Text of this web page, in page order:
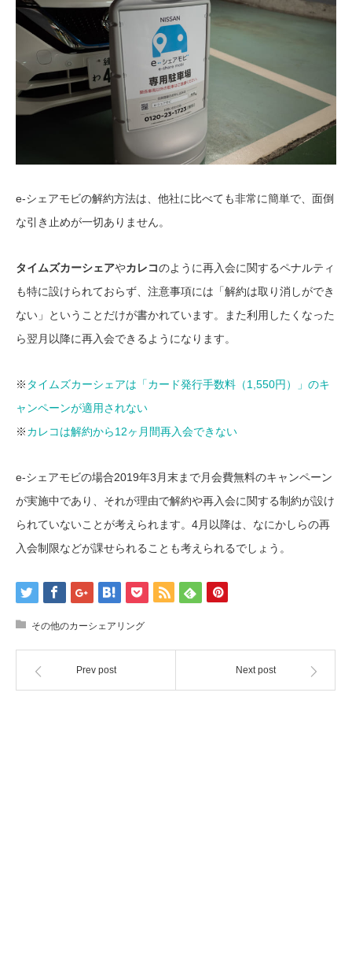
e-シェアモビの解約方法は、他社に比べても非常に簡単で、面倒
な引き止めが一切ありません。
タイムズカーシェアやカレコのように再入会に関するペナルティ
も特に設けられておらず、注意事項には「解約は取り消しができ
ない」ということだけが書かれています。また利用したくなった
ら翌月以降に再入会できるようになります。
※ タイムズカーシェアは「カード発行手数料（1,550円）」のキ
ャンペーンが適用されない
※カレコは解約から12ヶ月間再入会できない
e-シェアモビの場合2019年3月末まで月会費無料のキャンペーン
が実施中であり、それが理由で解約や再入会に関する制約が設け
られていないことが考えられます。4月以降は、なにかしらの再
入会制限などが課せられることも考えられるでしょう。
その他のカーシェアリング
Prev post Next post